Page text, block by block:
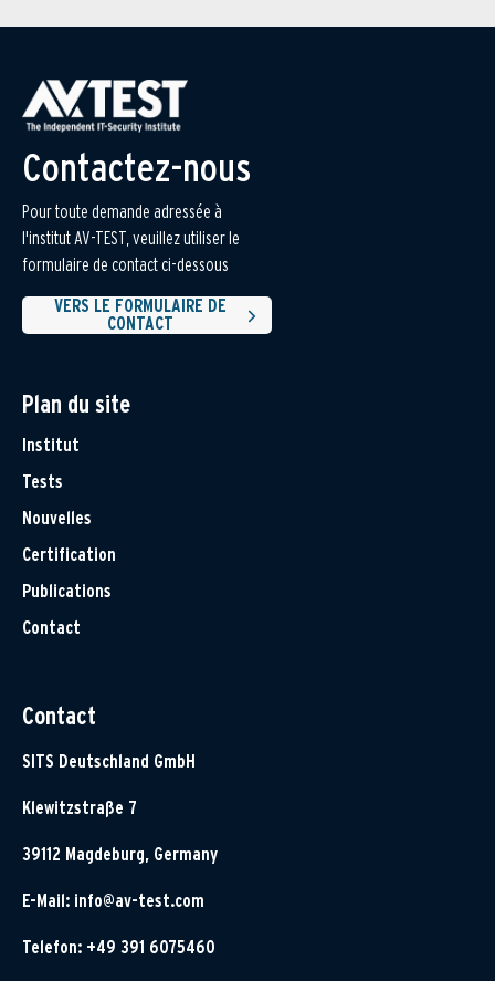
Contactez-nous
Pour toute demande adressée à
l'institut AV-TEST, veuillez utiliser le
formulaire de contact ci-dessous
VERS LE FORMULAIRE DE
CONTACT
Plan du site
Institut
Tests
Nouvelles
Certification
Publications
Contact
Contact
SITS Deutschland GmbH
Klewitzstraße 7
39112 Magdeburg, Germany
E-Mail: info@av-test.com
Telefon: +49 391 6075460